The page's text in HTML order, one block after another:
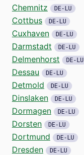
Chemnitz DE-LU
Cottbus DE-LU
Cuxhaven DE-LU
Darmstadt DE-LU
Delmenhorst DE-LU
Dessau DE-LU
Detmold DE-LU
Dinslaken DE-LU
Dormagen DE-LU
Dorsten DE-LU
Dortmund DE-LU
Dresden DE-LU